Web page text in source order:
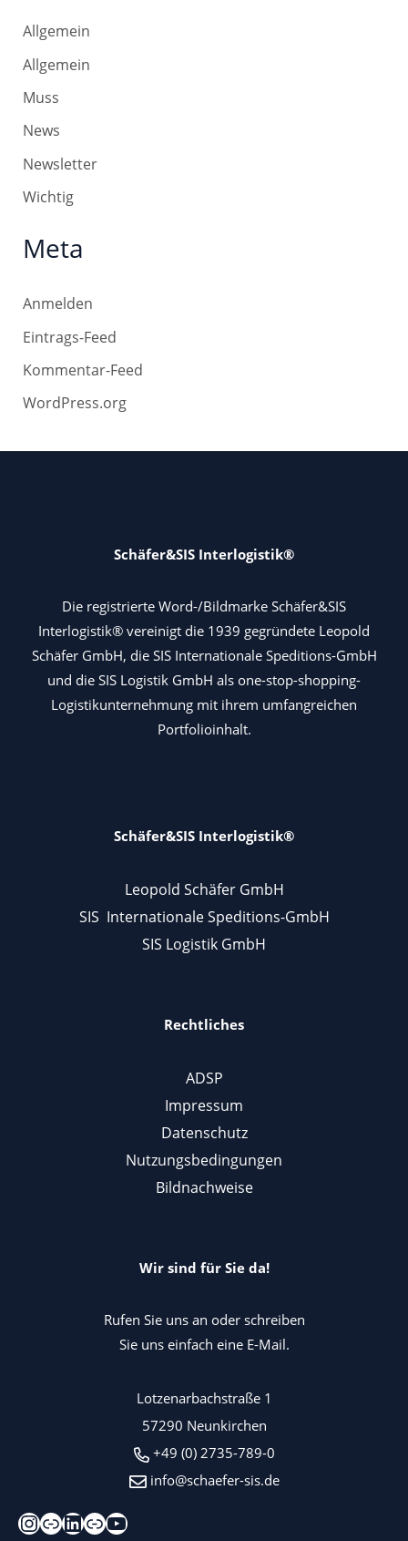
Allgemein
Allgemein
Muss
News
Newsletter
Wichtig
Meta
Anmelden
Eintrags-Feed
Kommentar-Feed
WordPress.org
Schäfer&SIS Interlogistik®
Die registrierte Word-/Bildmarke Schäfer&SIS
Interlogistik® vereinigt die 1939 gegründete Leopold
Schäfer GmbH, die SIS Internationale Speditions-GmbH
und die SIS Logistik GmbH als one-stop-shopping-
Logistikunternehmung mit ihrem umfangreichen
Portfolioinhalt.
Schäfer&SIS Interlogistik®
Leopold Schäfer GmbH
SIS Internationale Speditions-GmbH
SIS Logistik GmbH
Rechtliches
ADSP
Impressum
Datenschutz
Nutzungsbedingungen
Bildnachweise
Wir sind für Sie da!
Rufen Sie uns an oder schreiben
Sie uns einfach eine E-Mail.
Lotzenarbachstraße 1
57290 Neunkirchen
+49 (0) 2735-789-0
info@schaefer-sis.de
Instagram
XingLinkedIn
Kununu
YouTube